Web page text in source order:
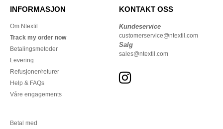
INFORMASJON
Om Ntextil
Track my order now
Betalingsmetoder
Levering
Refusjoner/returer
Help & FAQs
Våre engagements
KONTAKT OSS
Kundeservice
customerservice@ntextil.com
Salg
sales@ntextil.com
Betal med